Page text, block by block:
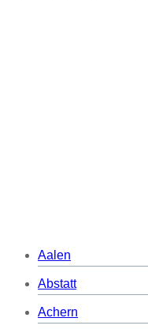
Aalen
Abstatt
Achern